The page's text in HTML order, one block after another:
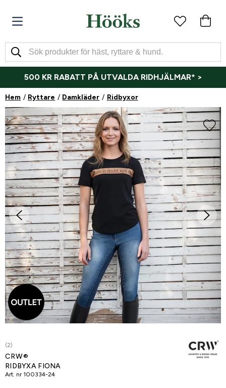
500 KR RABATT PÅ UTVALDA RIDHJÄLMAR* >
Hem Ryttare Damkläder Ridbyxor
(2)
CRW®
RIDBYXA FIONA
Art. nr 100334-24